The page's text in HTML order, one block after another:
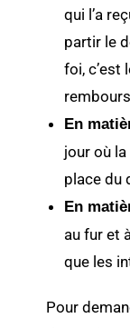
qui l’a
partir le
foi, c’est
En
jour où
place du
En
au fur et
que les
Pour